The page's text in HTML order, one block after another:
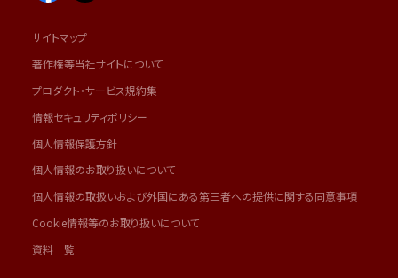
サイトマップ
著作権等当社サイトについて
プロダクト・サービス規約集
情報セキュリティポリシー
個人情報保護方針
個人情報のお取り扱いについて
個人情報の取扱いおよび外国にある第三者への提供に関する同意事項
Cookie情報等のお取り扱いについて
資料一覧